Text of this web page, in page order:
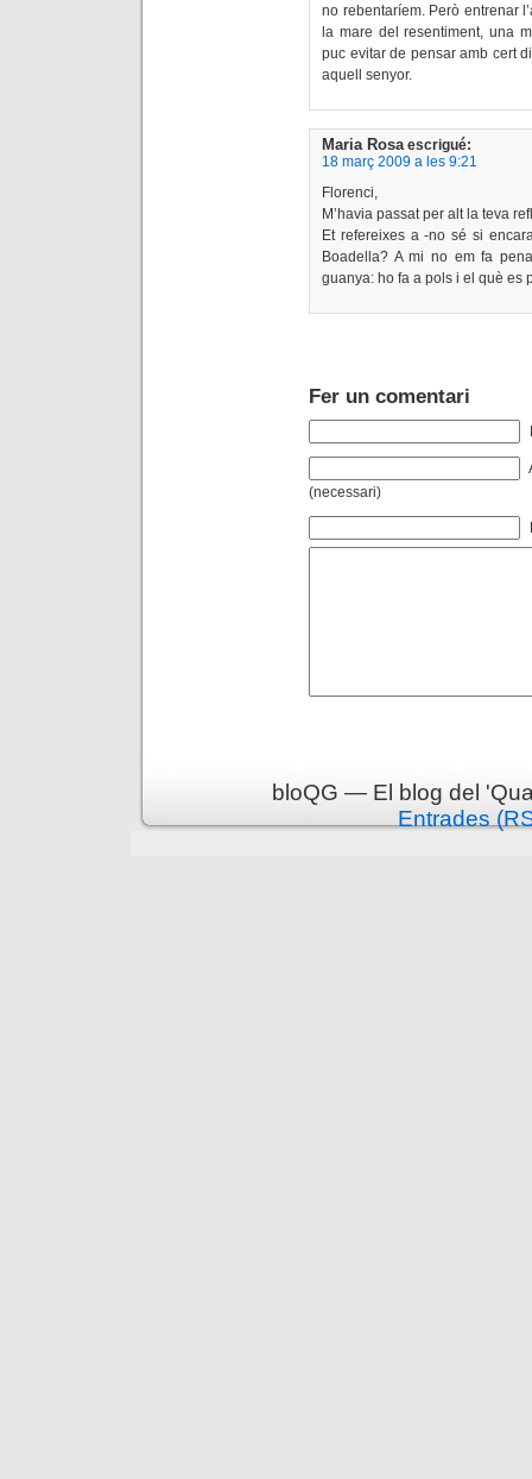
no rebentaríem. Però entrenar
la mare del resentiment, una
puc evitar de pensar amb cert
aquell senyor.
Maria Rosa escrigué:
18 març 2009 a les 9:21
Florenci,
M’havia passat per alt la teva
Et refereixes a -no sé si
Boadella? A mi no em fa
guanya: ho fa a pols i el què es
Fer un comentari
(necessari)
bloQG — El blog del
Entrades